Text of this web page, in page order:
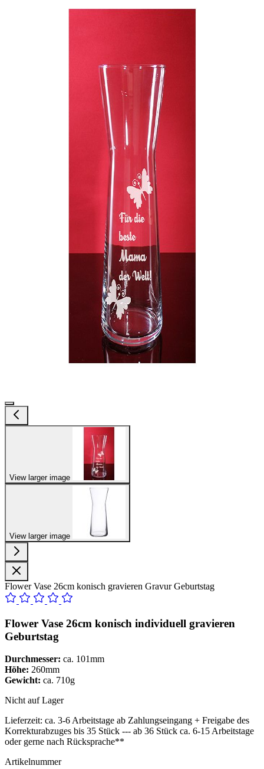
View larger image
View larger image
Flower Vase 26cm konisch gravieren Gravur Geburtstag
Flower Vase 26cm konisch individuell gravieren
Geburtstag
Durchmesser: ca. 101mm
Höhe: 260mm
Gewicht: ca. 710g
Nicht auf Lager
Lieferzeit: ca. 3-6 Arbeitstage ab Zahlungseingang + Freigabe des
Korrekturabzuges bis 35 Stück --- ab 36 Stück ca. 6-15 Arbeitstage
oder gerne nach Rücksprache**
Artikelnummer